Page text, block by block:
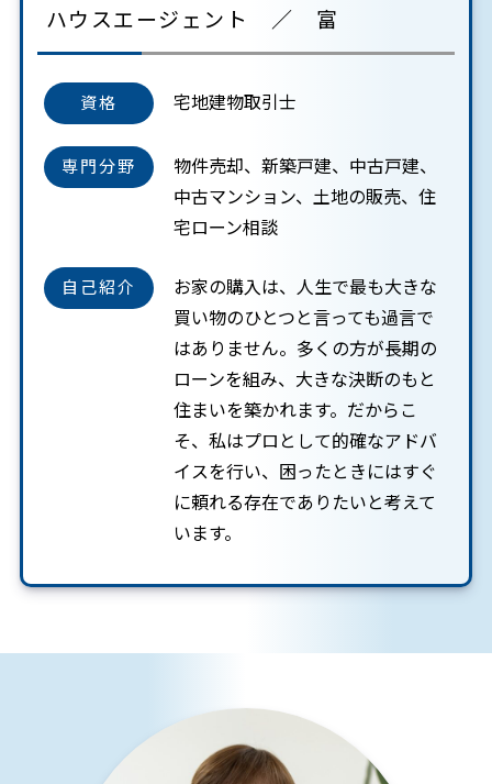
ハウスエージェント ／ 富
資格 宅地建物取引士
専門分野
物件売却、新築戸建、中古戸建、
中古マンション、土地の販売、住
宅ローン相談
自己紹介
お家の購入は、人生で最も大きな
買い物のひとつと言っても過言で
はありません。多くの方が長期の
ローンを組み、大きな決断のもと
住まいを築かれます。だからこ
そ、私はプロとして的確なアドバ
イスを行い、困ったときにはすぐ
に頼れる存在でありたいと考えて
います。